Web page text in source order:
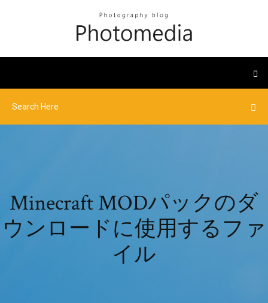
Minecraft MODパックのダ
ウンロードに使用するファ
イル